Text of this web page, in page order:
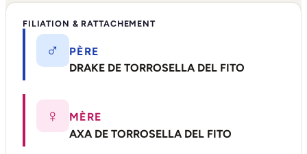
FILIATION & RATTACHEMENT
♂
PÈRE
DRAKE DE TORROSELLA DEL FITO
♀
MÈRE
AXA DE TORROSELLA DEL FITO